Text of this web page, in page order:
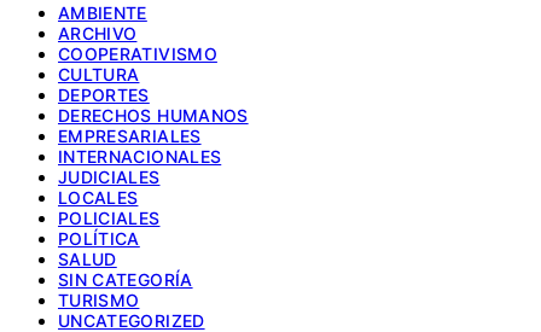
AMBIENTE
ARCHIVO
COOPERATIVISMO
CULTURA
DEPORTES
DERECHOS HUMANOS
EMPRESARIALES
INTERNACIONALES
JUDICIALES
LOCALES
POLICIALES
POLÍTICA
SALUD
SIN CATEGORÍA
TURISMO
UNCATEGORIZED